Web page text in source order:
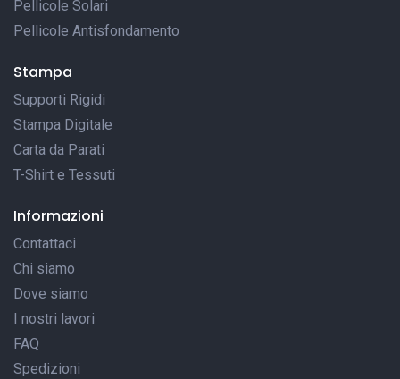
Pellicole Solari
Pellicole Antisfondamento
Stampa
Supporti Rigidi
Stampa Digitale
Carta da Parati
T-Shirt e Tessuti
Informazioni
Contattaci
Chi siamo
Dove siamo
I nostri lavori
FAQ
Spedizioni